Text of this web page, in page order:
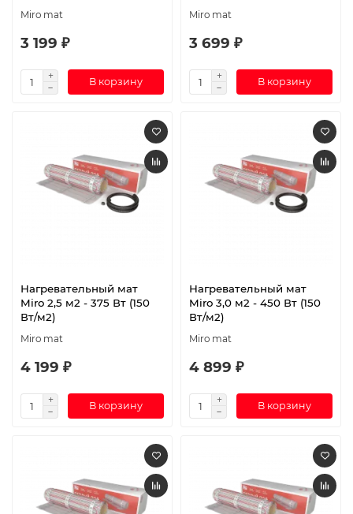
Miro mat
3 199 ₽
В корзину
Miro mat
3 699 ₽
В корзину
Нагревательный мат
Miro 2,5 м2 - 375 Вт (150
Вт/м2)
Miro mat
4 199 ₽
В корзину
Нагревательный мат
Miro 3,0 м2 - 450 Вт (150
Вт/м2)
Miro mat
4 899 ₽
В корзину